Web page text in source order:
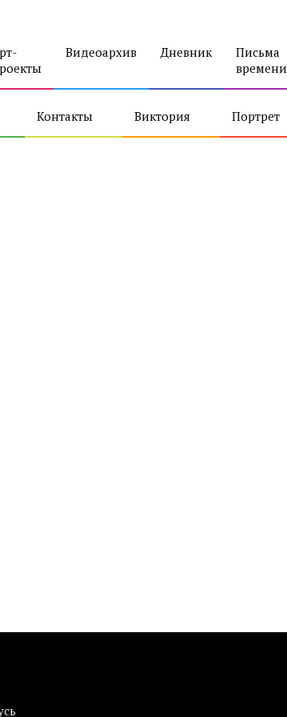
Видеоархив Дневник
Письма
времени
Контакты Виктория Портрет